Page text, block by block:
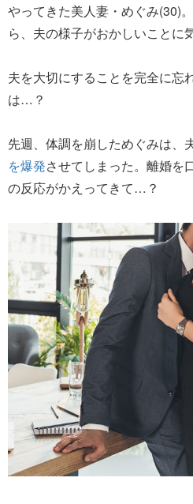
やってきた美人妻・めぐみ(30)
ら、夫の様子がおかしいことに
夫を大切にすることを完全に忘
は…？
先週、体調を崩しためぐみは、
を爆発させてしまった。離婚を
の反応がかえってきて…？